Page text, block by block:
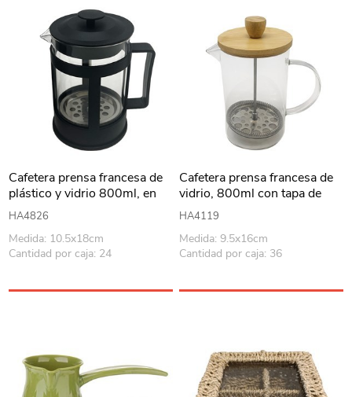
Cafetera prensa francesa de
plástico y vidrio 800ml, en
caja
HA4826
Medida: 10.5x18cm
Cantidad por caja: 24
Cafetera prensa francesa de
vidrio, 800ml con tapa de
madera, en caja
HA4119
Medida: 9.5x16cm
Cantidad por caja: 36